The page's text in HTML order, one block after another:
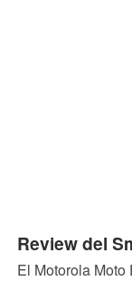
Review del
El Motorola